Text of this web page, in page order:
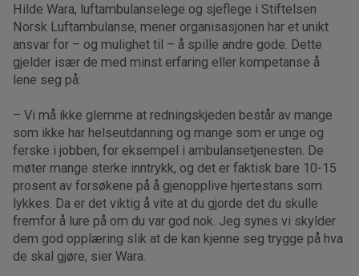
Hilde Wara, luftambulanselege og sjeflege i Stiftelsen
Norsk Luftambulanse, mener organisasjonen har et unikt
ansvar for – og mulighet til – å spille andre gode. Dette
gjelder især de med minst erfaring eller kompetanse å
lene seg på:
– Vi må ikke glemme at redningskjeden består av mange
som ikke har helseutdanning og mange som er unge og
ferske i jobben, for eksempel i ambulansetjenesten. De
møter mange sterke inntrykk, og det er faktisk bare 10-15
prosent av forsøkene på å gjenopplive hjertestans som
lykkes. Da er det viktig å vite at du gjorde det du skulle
fremfor å lure på om du var god nok. Jeg synes vi skylder
dem god opplæring slik at de kan kjenne seg trygge på hva
de skal gjøre, sier Wara.